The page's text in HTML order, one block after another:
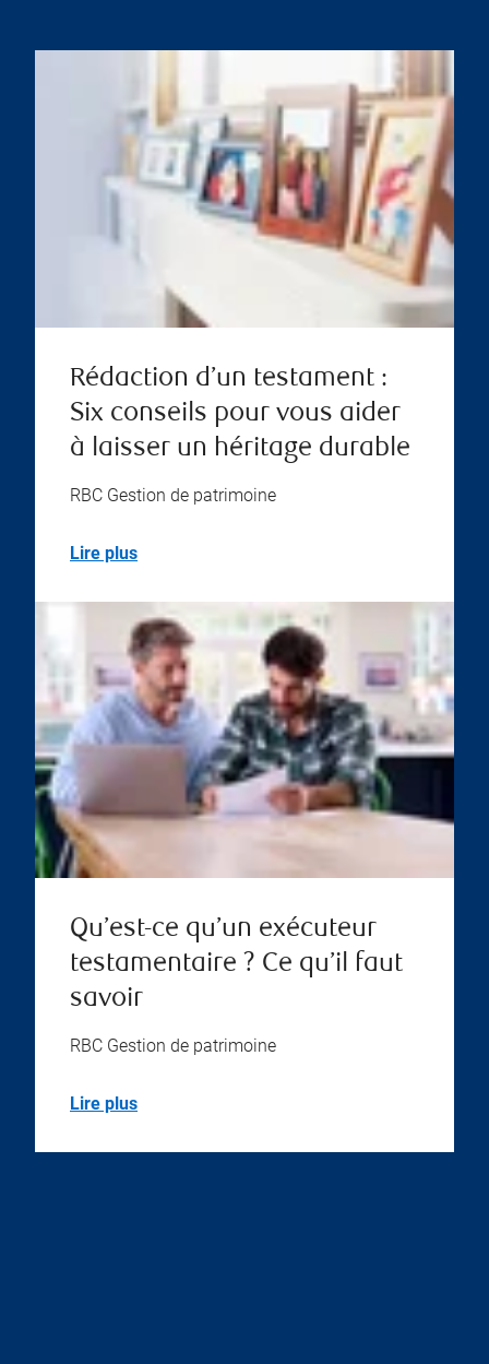
Rédaction d’un testament :
Six conseils pour vous aider
à laisser un héritage durable
RBC Gestion de patrimoine
Lire plus
Qu’est-ce qu’un exécuteur
testamentaire ? Ce qu’il faut
savoir
RBC Gestion de patrimoine
Lire plus